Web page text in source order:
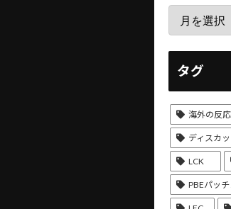
タグ
海外の反応
ディスカ
LCK
PBEパッ